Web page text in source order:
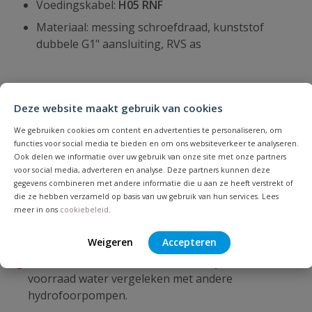
Deze website maakt gebruik van cookies
We gebruiken cookies om content en advertenties te personaliseren, om
functies voor social media te bieden en om ons websiteverkeer te analyseren.
Ook delen we informatie over uw gebruik van onze site met onze partners
voor social media, adverteren en analyse. Deze partners kunnen deze
gegevens combineren met andere informatie die u aan ze heeft verstrekt of
die ze hebben verzameld op basis van uw gebruik van hun services. Lees
meer in ons cookiebeleid.
Weigeren Accepteren
Voedingskabel: H05 RNF
Materiaal: messing schroefdraad, kunststof
dubbele G1" aansluiting, RVS as
Plus- en minpunten
Verpompt tot 3700 l/u met een maximale druk van
4,1 bar.
Hoogwaardige materialen o.a. RVS as, messing
schroefdraad en thermische beveiliging voor lange
levensduur.
Gebruiksvriendelijk door stabiele waterdruk dankzij
de 19-liter druktank en duidelijke manometer.
voorraad water vergeleken met andere
hydrofoorpompen.